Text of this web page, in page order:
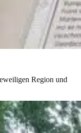
Region und